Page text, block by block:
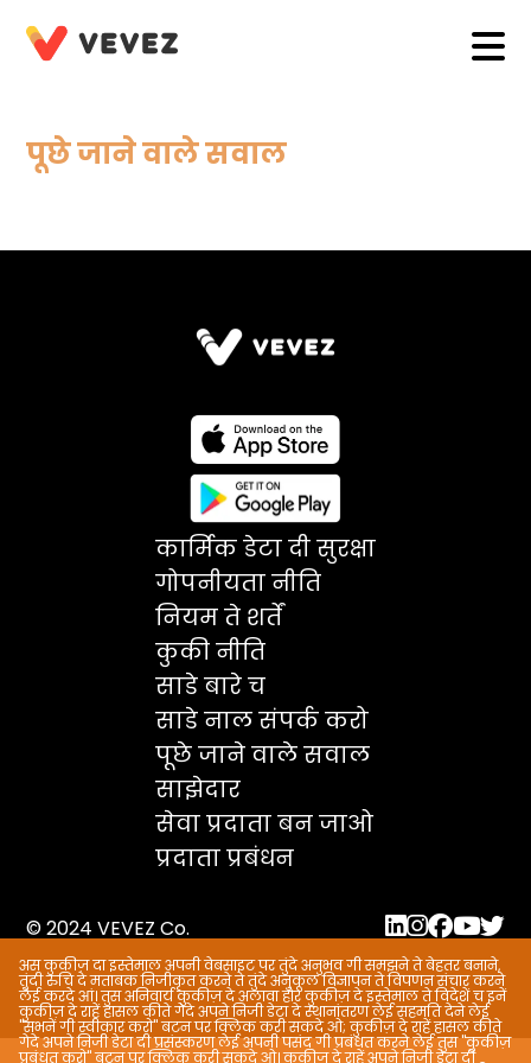
अस कुकीज़ दा इस्तेमाल अपनी वेबसाइट पर तुंदे अनुभव गी समझने ते बेहतर बनाने,
तुंदी रुचि दे मताबक निजीकृत करने ते तुंदे अनुकूल विज्ञापन ते विपणन संचार करने
लेई करदे आं। तुस अनिवार्य कुकीज़ दे अलावा होर कुकीज़ दे इस्तेमाल ते विदेशें च इनें
कुकीज़ दे राहें हासल कीते गेदे अपने निजी डेटा दे स्थानांतरण लेई सहमति देने लेई
"सभनें गी स्वीकार करो" बटन पर क्लिक करी सकदे ओ; कुकीज़ दे राहें हासल कीते
गेदे अपने निजी डेटा दी प्रसंस्करण लेई अपनी पसंद गी प्रबंधत करने लेई तुस "कुकीज़
प्रबंधत करो" बटन पर क्लिक करी सकदे ओ। कुकीज़ दे राहें अपने निजी डेटा दी
पूछे जाने वाले सवाल
कार्मिक डेटा दी सुरक्षा
गोपनीयता नीति
नियम ते शर्तें
कुकी नीति
साडे बारे च
साडे नाल संपर्क करो
पूछे जाने वाले सवाल
साझेदार
सेवा प्रदाता बन जाओ
प्रदाता प्रबंधन
© 2024 VEVEZ Co.